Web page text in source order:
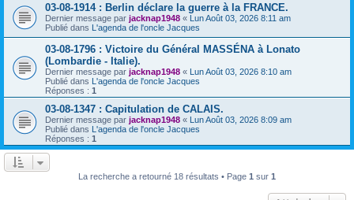
03-08-1914 : Berlin déclare la guerre à la FRANCE.
Dernier message par jacknap1948 « Lun Août 03, 2026 8:11 am
Publié dans L'agenda de l'oncle Jacques
03-08-1796 : Victoire du Général MASSÉNA à Lonato
(Lombardie - Italie).
Dernier message par jacknap1948 « Lun Août 03, 2026 8:10 am
Publié dans L'agenda de l'oncle Jacques
Réponses : 1
03-08-1347 : Capitulation de CALAIS.
Dernier message par jacknap1948 « Lun Août 03, 2026 8:09 am
Publié dans L'agenda de l'oncle Jacques
Réponses : 1
La recherche a retourné 18 résultats • Page 1 sur 1